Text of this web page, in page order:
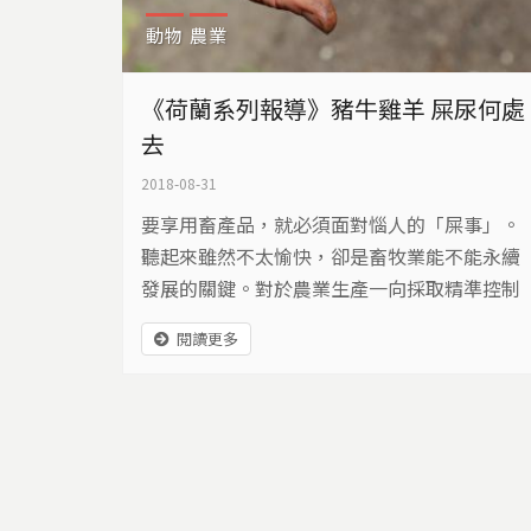
動物 農業
《荷蘭系列報導》豬牛雞羊 屎尿何處
去
2018-08-31
要享用畜產品，就必須面對惱人的「屎事」。
聽起來雖然不太愉快，卻是畜牧業能不能永續
發展的關鍵。對於農業生產一向採取精準控制
態度的荷蘭人來說，如何好好處理屎事，將其
轉化為可利用的資源，自有一套方法。
閱讀更多